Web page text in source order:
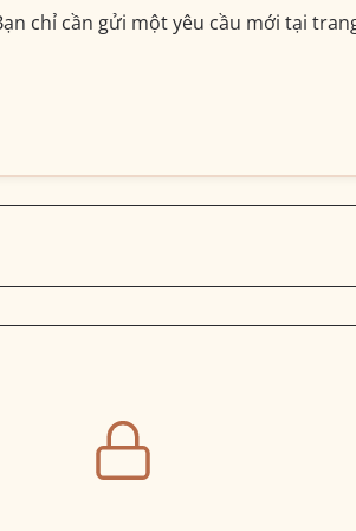
chỉ cần gửi một yêu cầu mới tại